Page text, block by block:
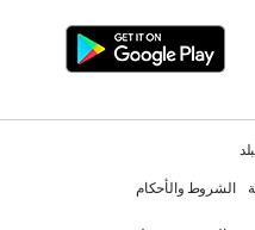
الشروط والأحكام